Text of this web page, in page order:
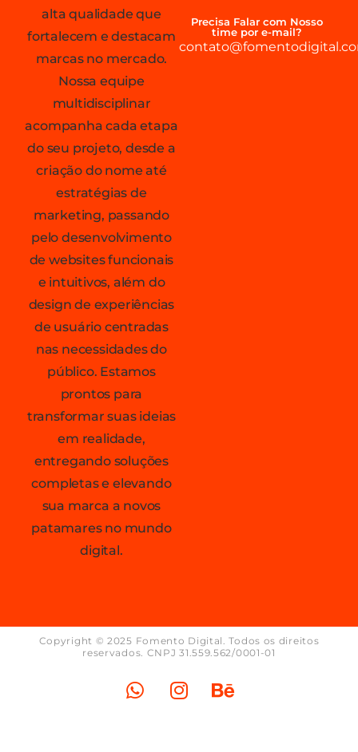
alta qualidade que
fortalecem e destacam
marcas no mercado.
Nossa equipe
multidisciplinar
acompanha cada etapa
do seu projeto, desde a
criação do nome até
estratégias de
marketing, passando
pelo desenvolvimento
de websites funcionais
e intuitivos, além do
design de experiências
de usuário centradas
nas necessidades do
público. Estamos
prontos para
transformar suas ideias
em realidade,
entregando soluções
completas e elevando
sua marca a novos
patamares no mundo
digital.
Precisa Falar com Nosso
time por e-mail?
Copyright © 2025 Fomento Digital. Todos os direitos
reservados. CNPJ 31.559.562/0001-01